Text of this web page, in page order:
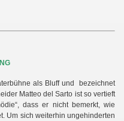
als Bluff und bezeichnet
Matteo del Sarto ist so vertieft
dass er nicht bemerkt, wie
Um sich weiterhin ungehinderten